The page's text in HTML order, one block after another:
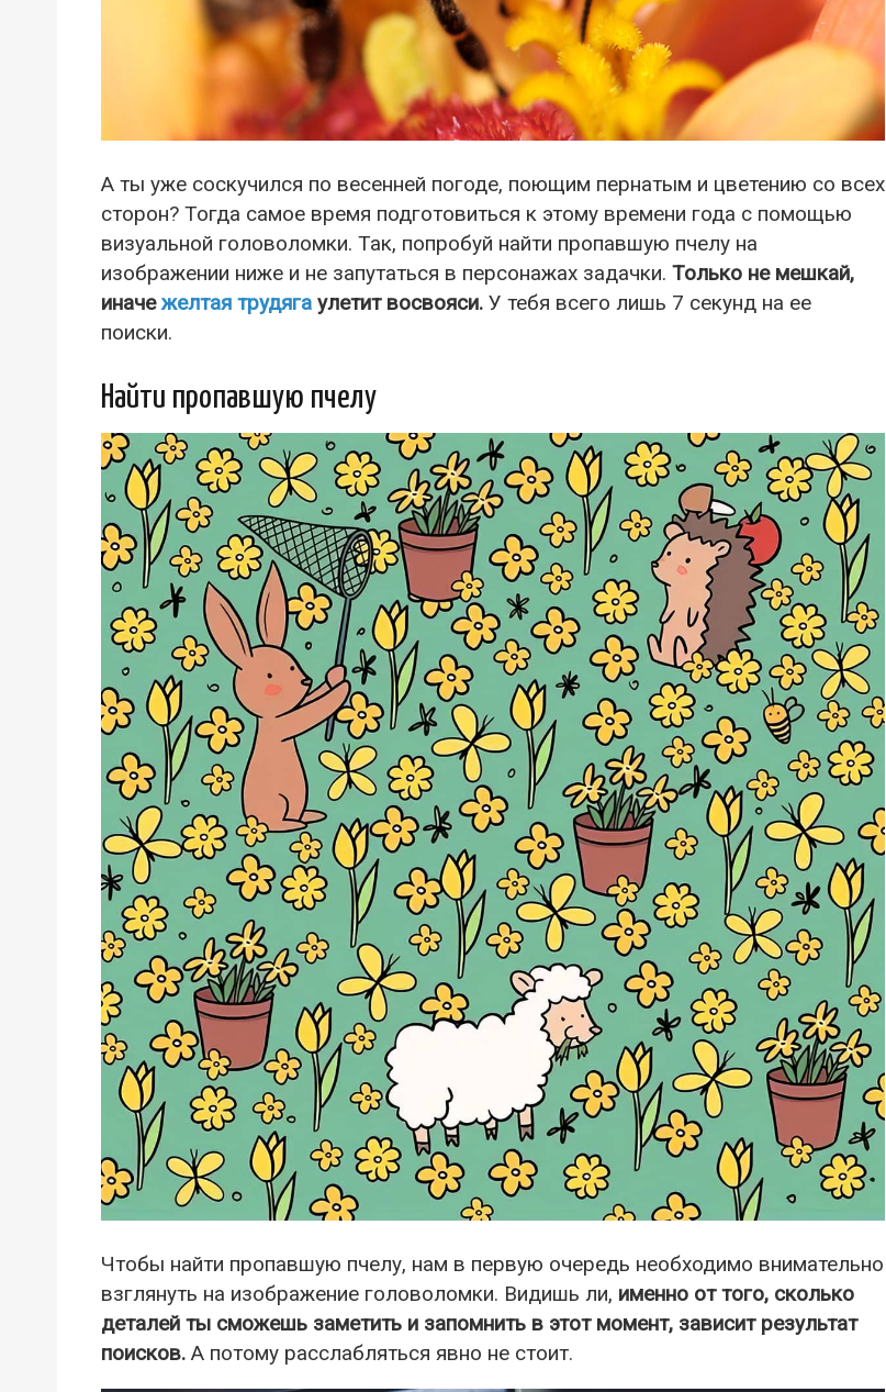
А ты уже соскучился по весенней погоде, поющим пернатым и цветению со всех
сторон? Тогда самое время подготовиться к этому времени года с помощью
визуальной головоломки. Так, попробуй найти пропавшую пчелу на
изображении ниже и не запутаться в персонажах задачки. Только не мешкай,
иначежелтая трудяга улетит восвояси. У тебя всего лишь 7 секунд на ее
поиски.
Найти пропавшую пчелу
Чтобы найти пропавшую пчелу, нам в первую очередь необходимо внимательно
взглянуть на изображение головоломки. Видишь ли, именно от того, сколько
деталей ты сможешь заметить и запомнить в этот момент, зависит результат
поисков. А потому расслабляться явно не стоит.